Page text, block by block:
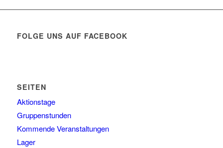
FOLGE UNS AUF FACEBOOK
SEITEN
Aktionstage
Gruppenstunden
Kommende Veranstaltungen
Lager